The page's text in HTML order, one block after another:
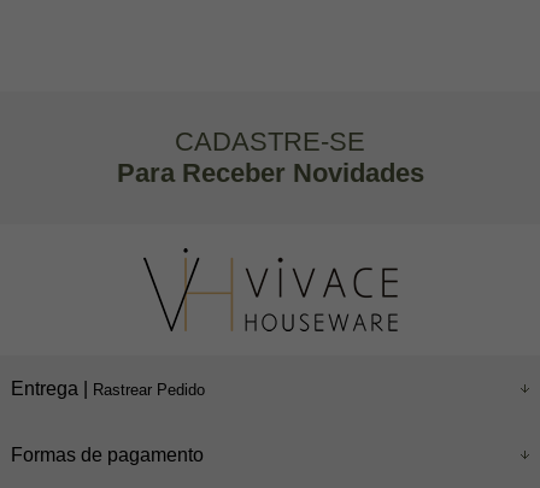
CADASTRE-SE
Para Receber Novidades
Entrega | Rastrear Pedido
Formas de pagamento